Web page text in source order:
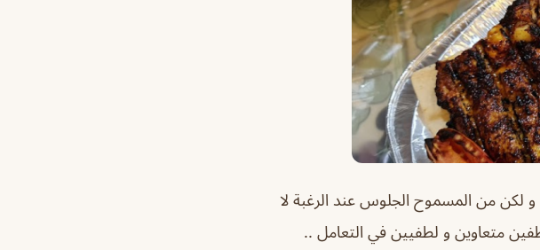
و لكن من المسموح الجلوس عند الرغبة لا
متعاوين و لطفيين في التعامل ..